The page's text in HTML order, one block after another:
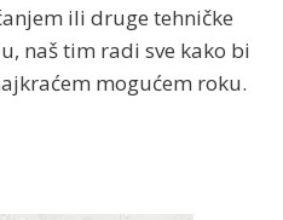
ili druge tehničke
naš tim radi sve kako bi
mogućem roku.